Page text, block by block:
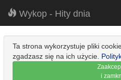
Wykop - Hity dnia
Ta strona wykorzystuje pliki
zgadzasz się na ich użycie.
i